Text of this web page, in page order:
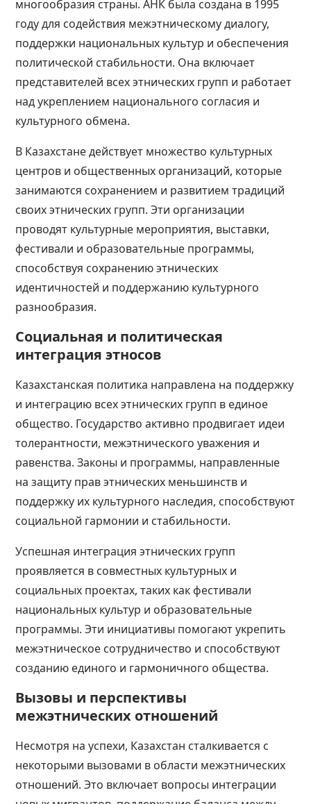
многообразия страны. АНК была создана в 1995
году для содействия межэтническому диалогу,
поддержки национальных культур и обеспечения
политической стабильности. Она включает
представителей всех этнических групп и работает
над укреплением национального согласия и
культурного обмена​​​​.
В Казахстане действует множество культурных
центров и общественных организаций, которые
занимаются сохранением и развитием традиций
своих этнических групп. Эти организации
проводят культурные мероприятия, выставки,
фестивали и образовательные программы,
способствуя сохранению этнических
идентичностей и поддержанию культурного
разнообразия​​​​​​.
Социальная и политическая
интеграция этносов
Казахстанская политика направлена на поддержку
и интеграцию всех этнических групп в единое
общество. Государство активно продвигает идеи
толерантности, межэтнического уважения и
равенства. Законы и программы, направленные
на защиту прав этнических меньшинств и
поддержку их культурного наследия, способствуют
социальной гармонии и стабильности​​​​.
Успешная интеграция этнических групп
проявляется в совместных культурных и
социальных проектах, таких как фестивали
национальных культур и образовательные
программы. Эти инициативы помогают укрепить
межэтническое сотрудничество и способствуют
созданию единого и гармоничного общества​​​​.
Вызовы и перспективы
межэтнических отношений
Несмотря на успехи, Казахстан сталкивается с
некоторыми вызовами в области межэтнических
отношений. Это включает вопросы интеграции